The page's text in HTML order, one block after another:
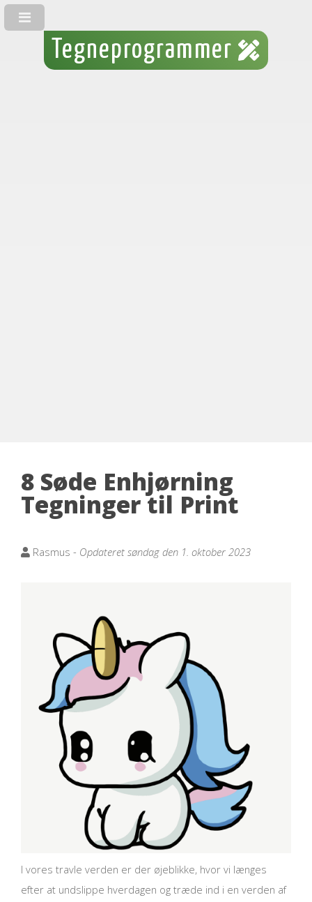
Tegneprogrammer
8 Søde Enhjørning
Tegninger til Print
Rasmus - Opdateret søndag den 1. oktober 2023
I vores travle verden er der øjeblikke, hvor vi længes
efter at undslippe hverdagen og træde ind i en verden af